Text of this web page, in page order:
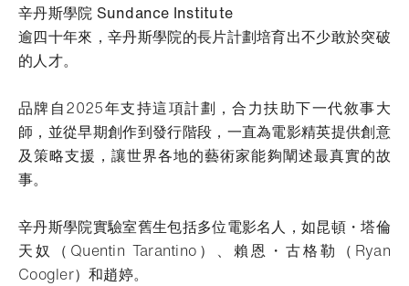
辛丹斯學院 Sundance Institute
逾四十年來，辛丹斯學院的長片計劃培育出不少敢於突破
的人才。
品牌自2025年支持這項計劃，合力扶助下一代敘事大
師，並從早期創作到發行階段，一直為電影精英提供創意
及策略支援，讓世界各地的藝術家能夠闡述最真實的故
事。
辛丹斯學院實驗室舊生包括多位電影名人，如昆頓・塔倫
天奴（Quentin Tarantino）、賴恩・古格勒（Ryan
Coogler）和趙婷。